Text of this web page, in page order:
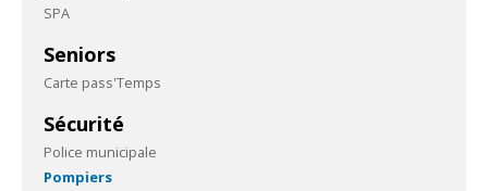
SPA
Seniors
Carte pass'Temps
Sécurité
Police municipale
Pompiers